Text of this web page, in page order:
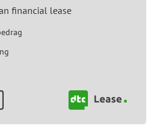
financial lease